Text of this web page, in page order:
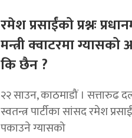
रमेश प्रसाईंको प्रश्नः
मन्त्री क्वाटरमा
कि छैन ?
२२ साउन, काठमाडौं । सत्तारुढ दल
स्वतन्त्र पार्टीका सांसद रमेश
पकाउने ग्यासको